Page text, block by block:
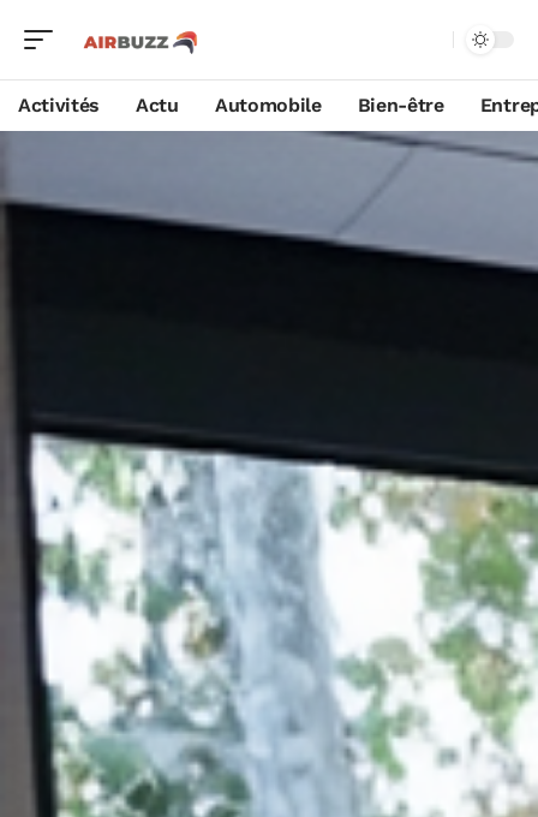
Activités Actu Automobile Bien-être